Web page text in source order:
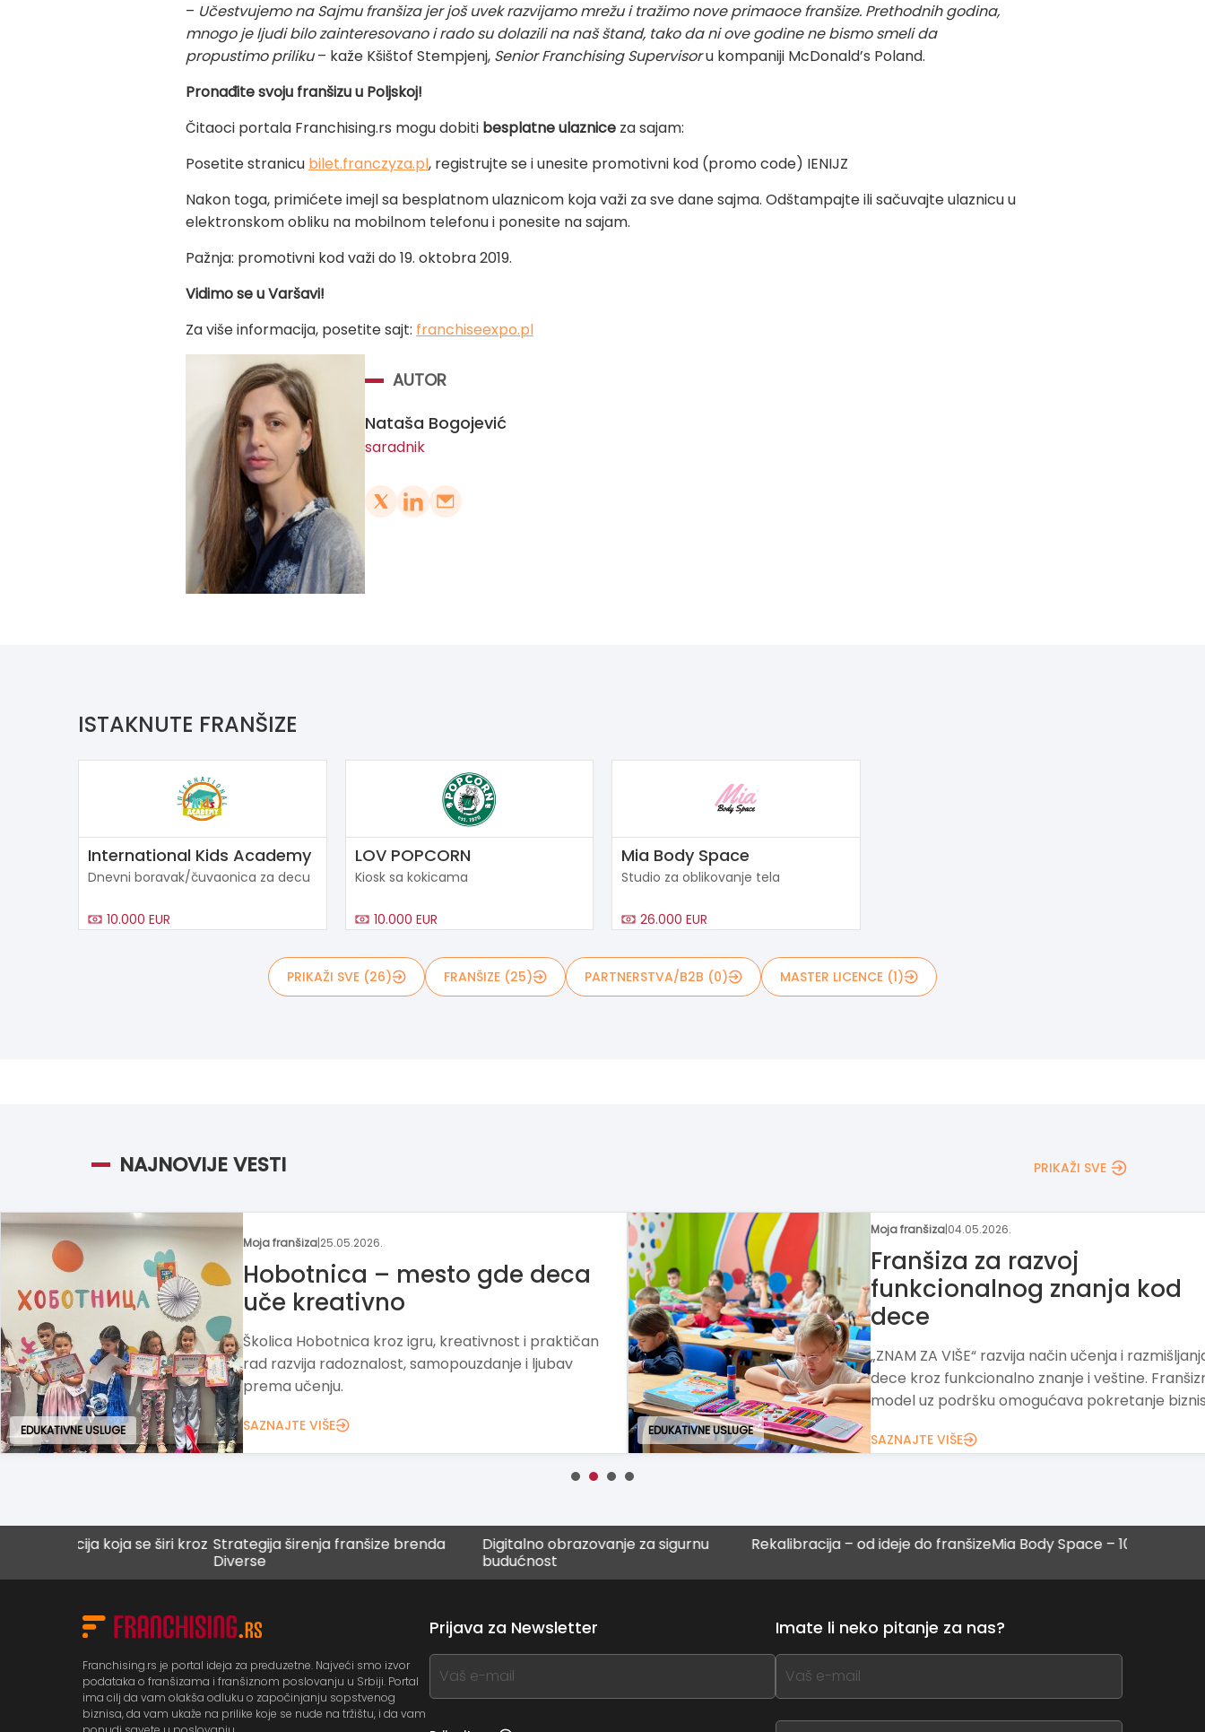
– Učestvujemo na Sajmu franšiza jer još uvek razvijamo mrežui tražimo nove primaoce franšize. Prethodnih godina,
mnogo je ljudi bilo zainteresovano i rado su dolazili na naš štand, tako da ni ove godine ne bismo smeli da
propustimo priliku – kaže Kšištof Stempjenj, Senior Franchising Supervisoru kompaniji McDonald’s Poland.
Pronađite svoju franšizu u Poljskoj!
Čitaoci portala Franchising.rs mogu dobiti besplatne ulaznice za sajam:
Posetite stranicu bilet.franczyza.pl, registrujte se i unesite promotivni kod (promo code) IENIJZ
Nakon toga, primićete imejl sa besplatnom ulaznicom koja važi za sve dane sajma. Odštampajte ili sačuvajte ulaznicu u
elektronskom obliku na mobilnom telefonu i ponesite na sajam.
Pažnja: promotivni kod važi do 19. oktobra 2019.
Vidimo se u Varšavi!
Za više informacija, posetite sajt: franchiseexpo.pl
AUTOR
Nataša Bogojević
saradnik
ISTAKNUTE FRANŠIZE
International Kids Academy
Dnevni boravak/čuvaonica za decu
10.000 EUR
LOV POPCORN
Kiosk sa kokicama
10.000 EUR
Mia Body Space
Studio za oblikovanje tela
26.000 EUR
PRIKAŽI SVE (26) FRANŠIZE (25) PARTNERSTVA/B2B (0) MASTER LICENCE (1)
NAJNOVIJE VESTI PRIKAŽI SVE
EDUKATIVNE USLUGE
Moja franšiza|25.05.2026.
Hobotnica – mesto gde deca
uče kreativno
Školica Hobotnica kroz igru, kreativnost i praktičan
rad razvija radoznalost, samopouzdanje i ljubav
prema učenju.
SAZNAJTE VIŠE EDUKATIVNE USLUGE
Moja franšiza|04.05.2026.
Franšiza za razvoj
funkcionalnog znanja kod
dece
„ZNAM ZA VIŠE“ razvija način učenja i
dece kroz funkcionalno znanje i veštine.
model uz podršku omogućava pokretanje
SAZNAJTE VIŠE
koja se širi kroz Strategija širenja franšize brenda
Digitalno obrazovanje za sigurnu
budućnost
Rekalibracija – od ideje do franšizeMia Body Space – 10 uspešnih franšiza
Franchising.rs je portal ideja za preduzetne. Najveći smo izvor
podataka o franšizama i franšiznom poslovanju u Srbiji. Portal
ima cilj da vam olakša odluku o započinjanju sopstvenog
biznisa, da vam ukaže na prilike koje se nude na tržištu, i da vam
Prijava za Newsletter
If
you
Imate li neko pitanje za nas?
If
you